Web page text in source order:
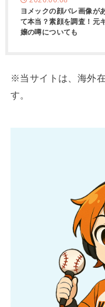
ヨメックの顔バレ画像が
て本当？素顔を調査！元
嬢の噂についても
※当サイトは、海外
す。